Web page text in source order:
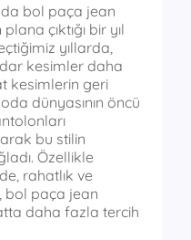
bol paça jean
çıktığı bir yıl
yıllarda,
kesimler daha
kesimlerin geri
dünyasının öncü
bu stilin
Özellikle
rahatlık ve
bol paça jean
daha fazla tercih